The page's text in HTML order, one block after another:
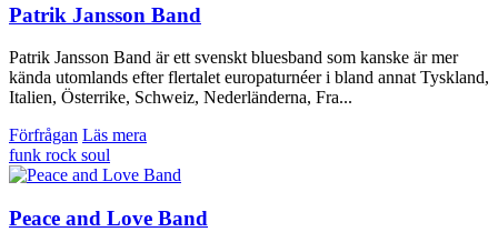
Patrik Jansson Band
Patrik Jansson Band är ett svenskt bluesband som kanske är mer
kända utomlands efter flertalet europaturnéer i bland annat Tyskland,
Italien, Österrike, Schweiz, Nederländerna, Fra...
Förfrågan Läs mera
funk rock soul
Peace and Love Band